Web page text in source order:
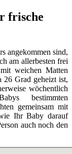
frische
angekommen sind,
am allerbesten frei
weichen Matten
26 Grad geheizt ist,
wöchentlich
bestimmten
gemeinsam mit
Ihr Baby darauf
auch noch den